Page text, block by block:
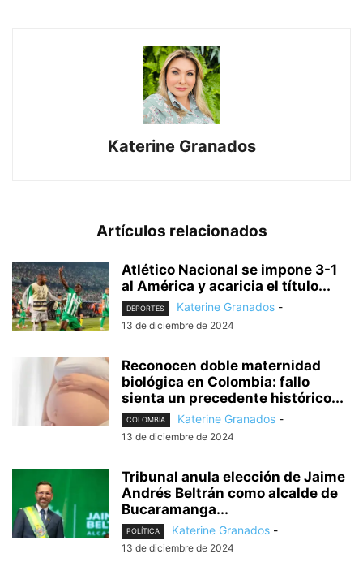
Katerine Granados
Artículos relacionados
Atlético Nacional se impone 3-1
al América y acaricia el título...
DEPORTES Katerine Granados -
13 de diciembre de 2024
Reconocen doble maternidad
biológica en Colombia: fallo
sienta un precedente histórico...
COLOMBIA Katerine Granados -
13 de diciembre de 2024
Tribunal anula elección de Jaime
Andrés Beltrán como alcalde de
Bucaramanga...
POLÍTICA Katerine Granados -
13 de diciembre de 2024